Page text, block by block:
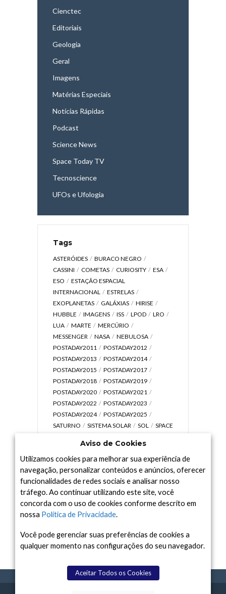
Cienctec
Editoriais
Geologia
Geral
Imagens
Matérias Especiais
Notícias Rápidas
Podcast
Science News
Space Today TV
Tecnoscience
UFOs e Ufologia
Tags
ASTERÓIDES
BURACO NEGRO
CASSINI
COMETAS CURIOSITY
ESA
ESO
ESTAÇÃO ESPACIAL
INTERNACIONAL
ESTRELAS
EXOPLANETAS
GALÁXIAS
HIRISE
HUBBLE
IMAGENS ISS LPOD
LRO
LUA
MARTE
MERCÚRIO
MESSENGER
NASA
NEBULOSA
POSTADAY2011
POSTADAY2012
POSTADAY2013
POSTADAY2014
POSTADAY2015
POSTADAY2017
POSTADAY2018
POSTADAY2019
POSTADAY2020
POSTADAY2021
POSTADAY2022
POSTADAY2023
POSTADAY2024
POSTADAY2025
SATURNO
SISTEMA SOLAR SOL
SPACE
UNIVERSO
VÍDEO
Arquivo
Arquivo
Aviso de Cookies
Utilizamos cookies para melhorar sua experiência de
navegação, personalizar conteúdos e anúncios, oferecer
funcionalidades de redes sociais e analisar nosso
tráfego. Ao continuar utilizando este site, você
concorda com o uso de cookies conforme descrito em
nossa Política de Privacidade.
Você pode gerenciar suas preferências de cookies a
qualquer momento nas configurações do seu navegador.
Aceitar Todos os Cookies